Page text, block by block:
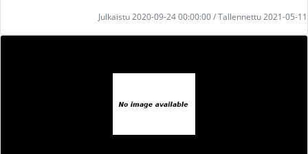
Julkaistu 2020-09-24 00:00:00 / Tallennettu 2021-05-11